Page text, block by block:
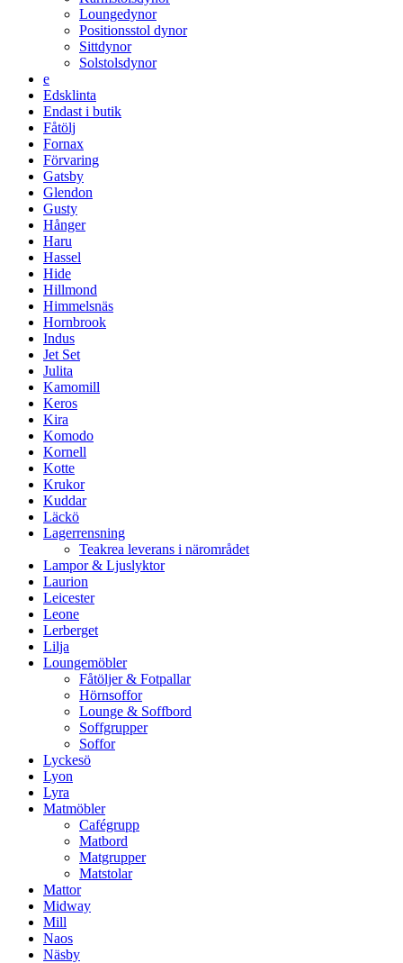
Loungedynor
Positionsstol dynor
Sittdynor
Solstolsdynor
e
Edsklinta
Endast i butik
Fåtölj
Fornax
Förvaring
Gatsby
Glendon
Gusty
Hånger
Haru
Hassel
Hide
Hillmond
Himmelsnäs
Hornbrook
Indus
Jet Set
Julita
Kamomill
Keros
Kira
Komodo
Kornell
Kotte
Krukor
Kuddar
Läckö
Lagerrensning
Teakrea leverans i närområdet
Lampor & Ljuslyktor
Laurion
Leicester
Leone
Lerberget
Lilja
Loungemöbler
Fåtöljer & Fotpallar
Hörnsoffor
Lounge & Soffbord
Soffgrupper
Soffor
Lyckesö
Lyon
Lyra
Matmöbler
Cafégrupp
Matbord
Matgrupper
Matstolar
Mattor
Midway
Mill
Naos
Näsby